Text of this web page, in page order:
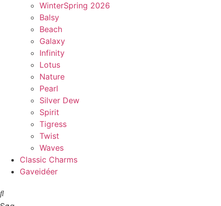
WinterSpring 2026
Balsy
Beach
Galaxy
Infinity
Lotus
Nature
Pearl
Silver Dew
Spirit
Tigress
Twist
Waves
Classic Charms
Gaveidéer